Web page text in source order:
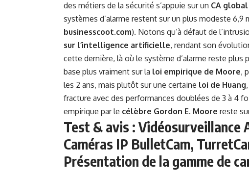
des métiers de la sécurité s’appuie sur un CA
systèmes d’alarme restent sur un plus modeste 6,9
businesscoot.com). Notons qu’à défaut de
sur l’intelligence artificielle, rendant son
cette dernière, là où le système d’alarme reste
base plus vraiment sur la loi empirique de Moore,
les 2 ans, mais plutôt sur une certaine loi de Huang
fracture avec des performances doublées de 3 à 4
empirique par le célèbre Gordon E. Moore reste
Test & avis : Vidéosurveillance
Caméras IP BulletCam,
Présentation de la gamme de